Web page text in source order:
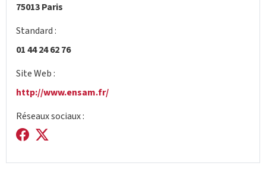
75013 Paris
Standard :
01 44 24 62 76
Site Web :
http://www.ensam.fr/
Réseaux sociaux :